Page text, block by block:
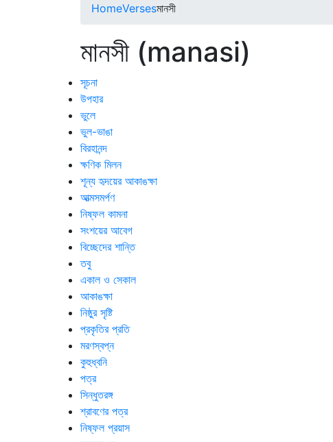
HomeVersesমানসী
মানসী (manasi)
সূচনা
উপহার
ভুলে
ভুল-ভাঙা
বিরহানন্দ
ক্ষণিক মিলন
শূন্য হৃদয়ের আকাঙক্ষা
আত্মসমর্পণ
নিষ্ফল কামনা
সংশয়ের আবেগ
বিচ্ছেদের শান্তি
তবু
একাল ও সেকাল
আকাঙক্ষা
নিষ্ঠুর সৃষ্টি
প্রকৃতির প্রতি
মরণস্বপ্ন
কুহুধ্বনি
পত্র
সিন্ধুতরঙ্গ
শ্রাবণের পত্র
নিষ্ফল প্রয়াস